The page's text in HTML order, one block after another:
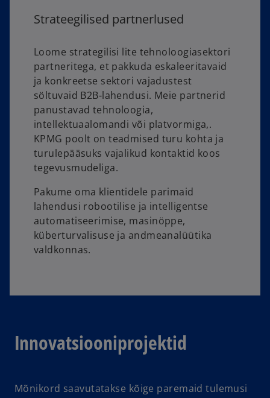
Strateegilised partnerlused
Loome strategilisi lite tehnoloogiasektori
partneritega, et pakkuda eskaleeritavaid
ja konkreetse sektori vajadustest
söltuvaid B2B-lahendusi. Meie partnerid
panustavad tehnoloogia,
intellektuaalomandi või platvormiga,.
KPMG poolt on teadmised turu kohta ja
turulepääsuks vajalikud kontaktid koos
tegevusmudeliga.
Pakume oma klientidele parimaid
lahendusi robootilise ja intelligentse
automatiseerimise, masinöppe,
küberturvalisuse ja andmeanalüütika
valdkonnas.
Innovatsiooniprojektid
Mõnikord saavutatakse kõige paremaid tulemusi